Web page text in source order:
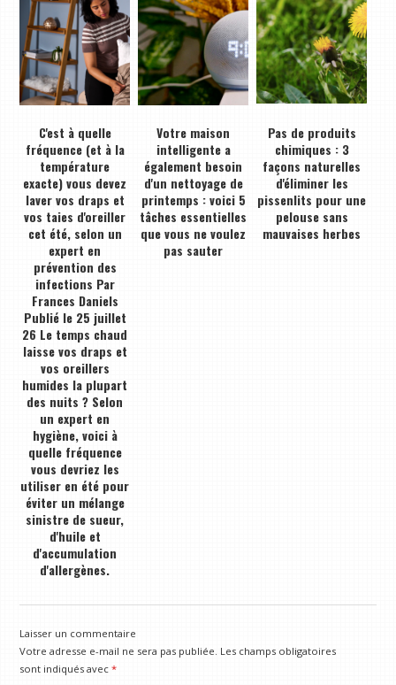
C'est à quelle
fréquence (et à la
température
exacte) vous devez
laver vos draps et
vos taies d'oreiller
cet été, selon un
expert en
prévention des
infections Par
Frances Daniels
Publié le 25 juillet
26 Le temps chaud
laisse vos draps et
vos oreillers
humides la plupart
des nuits ? Selon
un expert en
hygiène, voici à
quelle fréquence
vous devriez les
utiliser en été pour
éviter un mélange
sinistre de sueur,
d'huile et
d'accumulation
d'allergènes.
Votre maison
intelligente a
également besoin
d'un nettoyage de
printemps : voici 5
tâches essentielles
que vous ne voulez
pas sauter
Pas de produits
chimiques : 3
façons naturelles
d'éliminer les
pissenlits pour une
pelouse sans
mauvaises herbes
Laisser un commentaire
Votre adresse e-mail ne sera pas publiée. Les champs obligatoires
sont indiqués avec*